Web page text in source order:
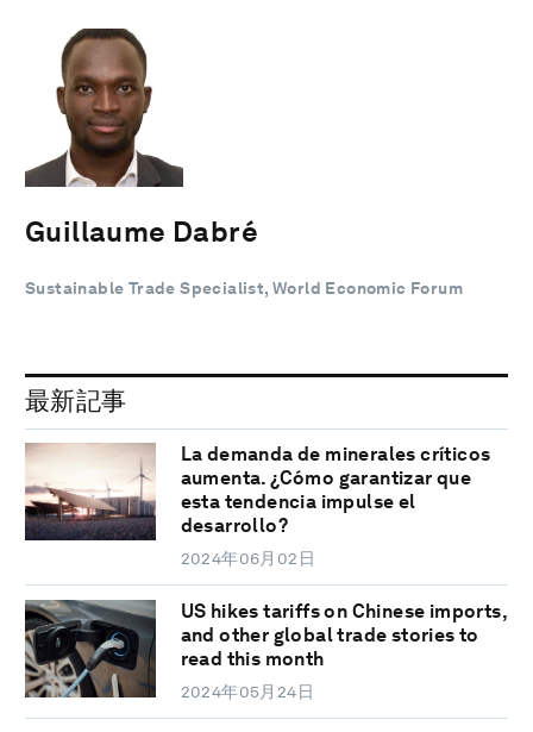
Guillaume Dabré
Sustainable Trade Specialist, World Economic Forum
最新記事
La demanda de minerales críticos
aumenta. ¿Cómo garantizar que
esta tendencia impulse el
desarrollo?
2024年06月02日
US hikes tariffs on Chinese imports,
and other global trade stories to
read this month
2024年05月24日